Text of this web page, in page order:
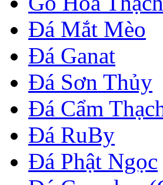
Đá Mắt Mèo
Đá Ganat
Đá Sơn Thủy
Đá Cẩm
Đá RuBy
Đá Phật Ngọc